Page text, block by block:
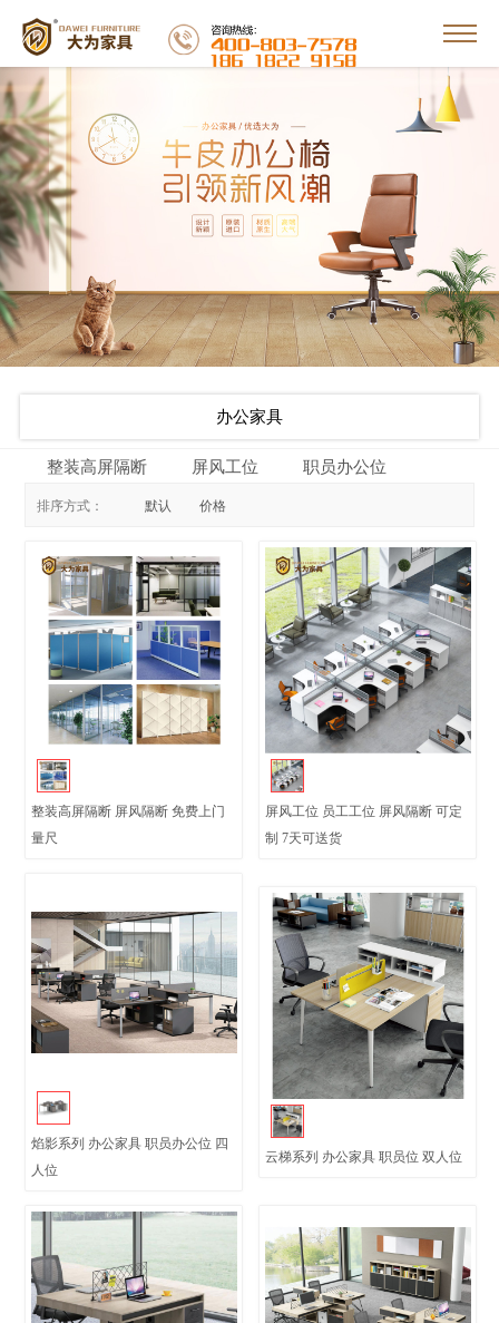
办公家具
整装高屏隔断 屏风工位 职员办公位
排序方式： 默认 价格
整装高屏隔断 屏风隔断 免费上门
量尺
屏风工位 员工工位 屏风隔断 可定
制 7天可送货
焰影系列 办公家具 职员办公位 四
人位
云梯系列 办公家具 职员位 双人位